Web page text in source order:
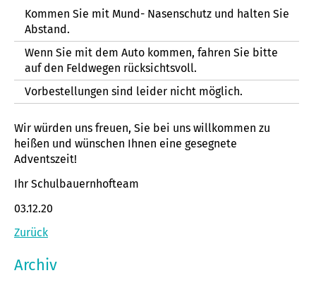
Kommen Sie mit Mund- Nasenschutz und halten Sie
Abstand.
Wenn Sie mit dem Auto kommen, fahren Sie bitte
auf den Feldwegen rücksichtsvoll.
Vorbestellungen sind leider nicht möglich.
Wir würden uns freuen, Sie bei uns willkommen zu
heißen und wünschen Ihnen eine gesegnete
Adventszeit!
Ihr Schulbauernhofteam
03.12.20
Zurück
Archiv